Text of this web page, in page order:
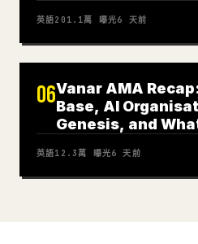
英語201.1萬 曝光6 天前
06Vanar AMA
Base, AI
Genesis, and
英語12.3萬 曝光6 天前